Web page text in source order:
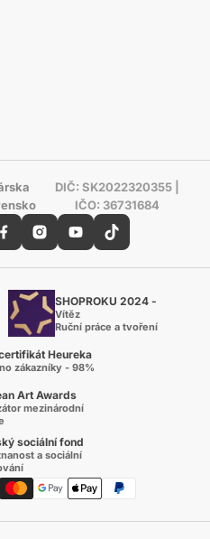
DIČ: SK2022320355 |
IČO: 36731684
SHOPROKU 2024 -
Vítěz
Ruční práce a tvoření
Heureka
zákazníky - 98%
Art Awards
mezinárodní
sociální fond
a sociální